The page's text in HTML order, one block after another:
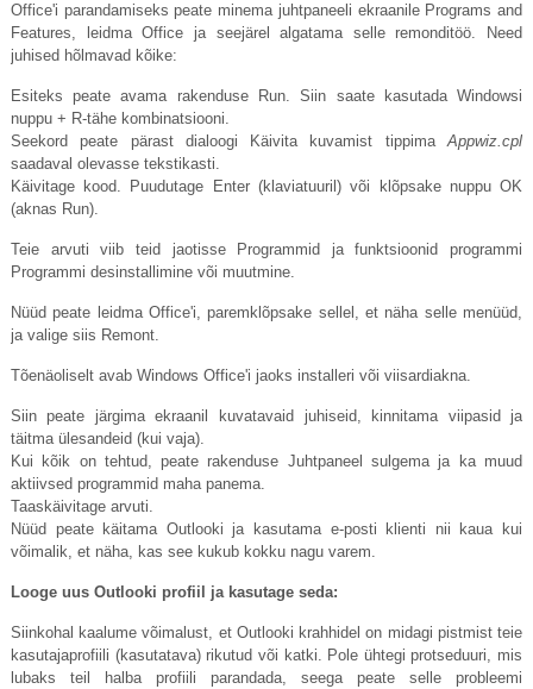
Office'i parandamiseks peate minema juhtpaneeli ekraanile Programs and
Features, leidma Office ja seejärel algatama selle remonditöö. Need
juhised hõlmavad kõike:
Esiteks peate avama rakenduse Run. Siin saate kasutada Windowsi
nuppu + R-tähe kombinatsiooni.
Seekord peate pärast dialoogi Käivita kuvamist tippimaAppwiz.cpl
saadaval olevasse tekstikasti.
Käivitage kood. Puudutage Enter (klaviatuuril) või klõpsake nuppu OK
(aknas Run).
Teie arvuti viib teid jaotisse Programmid ja funktsioonid programmi
Programmi desinstallimine või muutmine.
Nüüd peate leidma Office'i, paremklõpsake sellel, et näha selle menüüd,
ja valige siis Remont.
Tõenäoliselt avab Windows Office'i jaoks installeri või viisardiakna.
Siin peate järgima ekraanil kuvatavaid juhiseid, kinnitama viipasid ja
täitma ülesandeid (kui vaja).
Kui kõik on tehtud, peate rakenduse Juhtpaneel sulgema ja ka muud
aktiivsed programmid maha panema.
Taaskäivitage arvuti.
Nüüd peate käitama Outlooki ja kasutama e-posti klienti nii kaua kui
võimalik, et näha, kas see kukub kokku nagu varem.
Looge uus Outlooki profiil ja kasutage seda:
Siinkohal kaalume võimalust, et Outlooki krahhidel on midagi pistmist teie
kasutajaprofiili (kasutatava) rikutud või katki. Pole ühtegi protseduuri, mis
lubaks teil halba profiili parandada, seega peate selle probleemi